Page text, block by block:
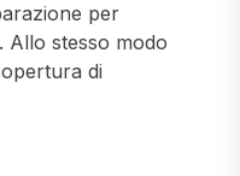
per
Allo stesso modo
di